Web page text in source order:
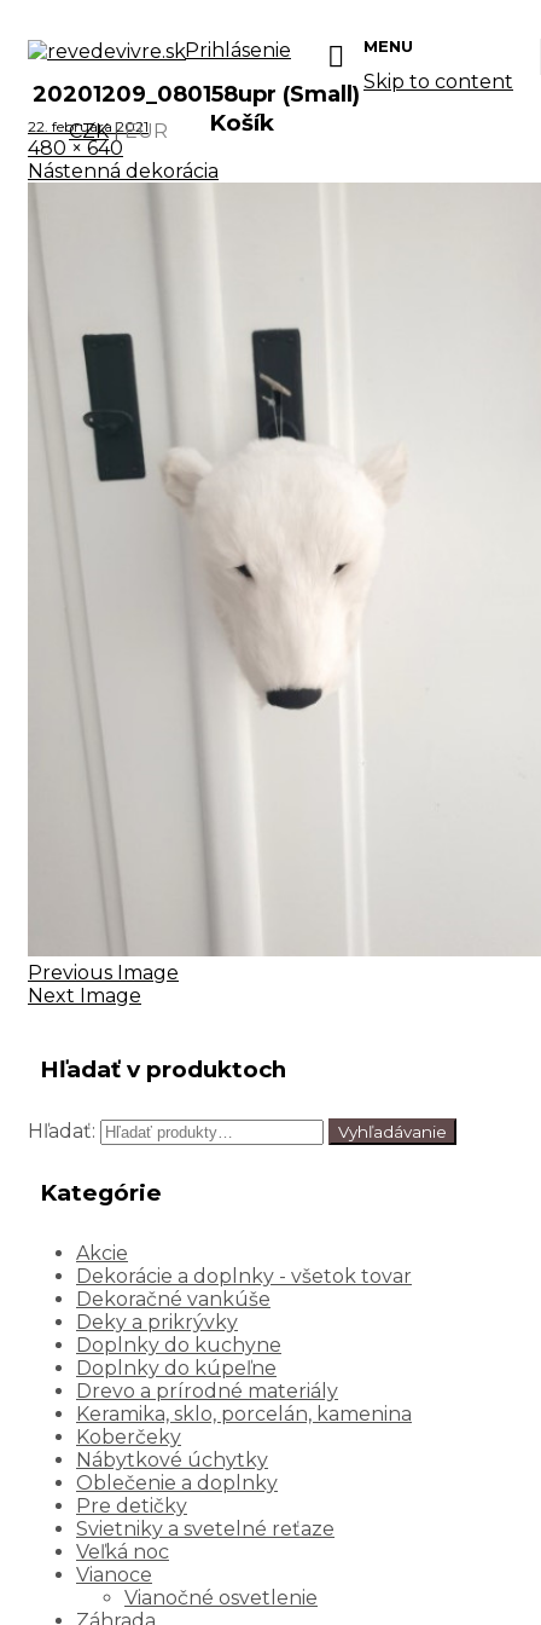
Prihlásenie
Košík
CZK|EUR
MENU
Skip to content
20201209_080158upr (Small)
22. februára 2021
480 × 640
Nástenná dekorácia
Previous Image
Next Image
Hľadať v produktoch
Hľadať: Vyhľadávanie
Kategórie
Akcie
Dekorácie a doplnky - všetok tovar
Dekoračné vankúše
Deky a prikrývky
Doplnky do kuchyne
Doplnky do kúpeľne
Drevo a prírodné materiály
Keramika, sklo, porcelán, kamenina
Koberčeky
Nábytkové úchytky
Oblečenie a doplnky
Pre detičky
Svietniky a svetelné reťaze
Veľká noc
Vianoce
Vianočné osvetlenie